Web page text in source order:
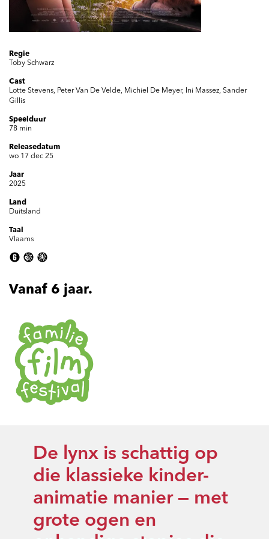
Regie
Toby Schwarz
Cast
Lotte Stevens, Peter Van De Velde, Michiel De Meyer, Ini Massez, Sander
Gillis
Speelduur
78 min
Releasedatum
wo 17 dec 25
Jaar
2025
Land
Duitsland
Taal
Vlaams
Vanaf 6 jaar.
De lynx is schattig op
die klassieke kinder-
animatie manier — met
grote ogen en